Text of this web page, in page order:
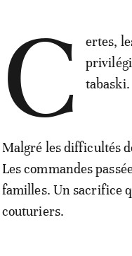
C
ertes,
tabaski.
Malgré les difficultés
Les commandes
familles. Un sacrifice
couturiers.